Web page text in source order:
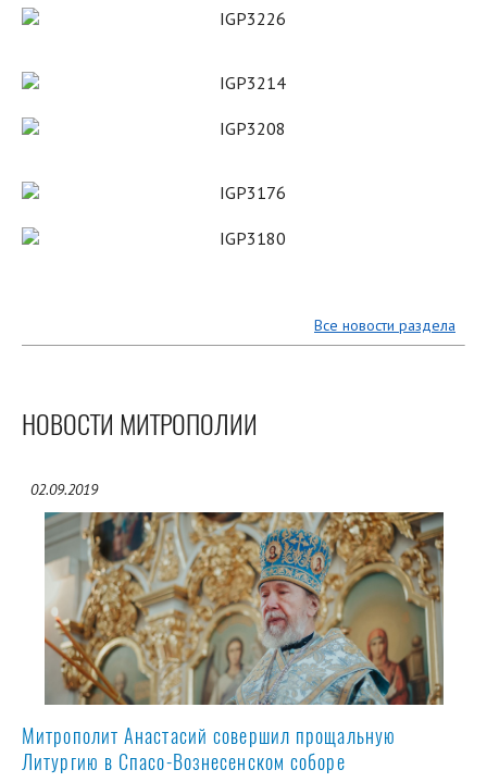
Все новости раздела
НОВОСТИ МИТРОПОЛИИ
02.09.2019
Митрополит Анастасий совершил прощальную
Литургию в Спасо-Вознесенском соборе